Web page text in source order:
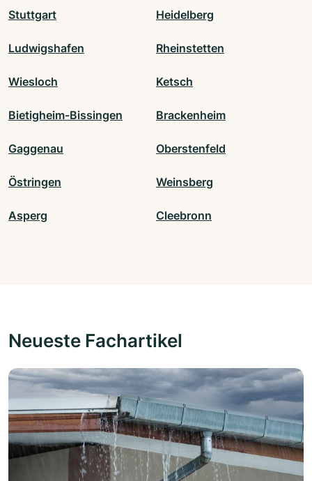
Stuttgart Heidelberg
Ludwigshafen Rheinstetten
Wiesloch Ketsch
Bietigheim-Bissingen Brackenheim
Gaggenau Oberstenfeld
Östringen Weinsberg
Asperg Cleebronn
Neueste Fachartikel